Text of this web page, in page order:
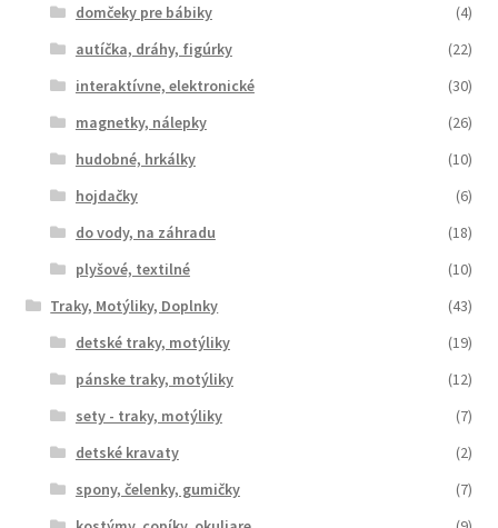
domčeky pre bábiky
(4)
autíčka, dráhy, figúrky
(22)
interaktívne, elektronické
(30)
magnetky, nálepky
(26)
hudobné, hrkálky
(10)
hojdačky
(6)
do vody, na záhradu
(18)
plyšové, textilné
(10)
Traky, Motýliky, Doplnky
(43)
detské traky, motýliky
(19)
pánske traky, motýliky
(12)
sety - traky, motýliky
(7)
detské kravaty
(2)
spony, čelenky, gumičky
(7)